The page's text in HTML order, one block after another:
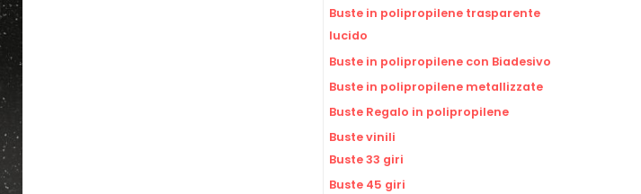
Buste in polipropilene trasparente
lucido
Buste in polipropilene con Biadesivo
Buste in polipropilene metallizzate
Buste Regalo in polipropilene
Buste vinili
Buste 33 giri
Buste 45 giri